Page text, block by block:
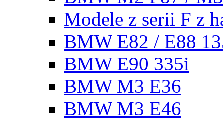
Modele z serii F z
BMW E82 / E88
BMW E90 335i
BMW M3 E36
BMW M3 E46